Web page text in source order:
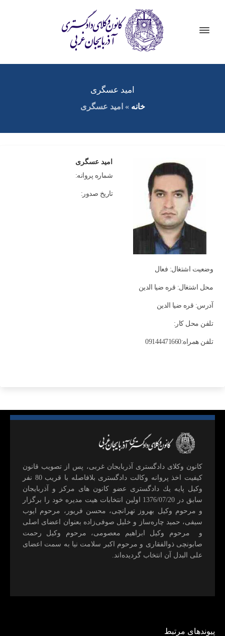
امید عسگری
خانه » امید عسگری
امید عسگری
شماره پروانه:
تاریخ صدور:
وضعیت اشتغال: فعال
محل اشتغال: قره ضیا الدین
آدرس: قره ضیا الدین
تلفن محل کار:
تلفن همراه:09144471660
كانون وكلای دادگستری آذربايجان غربی، پس از تصويب قانون
كيفيت اخذ پروانه وكالت دادگستری بلافاصله با قريب 80 نفر
وكيل پايه يك دادگستری عضو كانون های مركز و آذربايجان
سابق در 1376/07/20 اولين انتخابات هيت مديره خود را برگزار
و مرحوم وکیل بهروز تهرانچی، محسن فريور، مرحوم ايوب
سيفی، حميد چاره‌ساز و خليل صوفی‌زاده بعنوان اعضای اصلی
و مرحوم وکیل ابراهيم معصومی، مرحوم وکیل رحمت
صابونچی ذوالفقاری و مرحوم اكبر سلامت نيا به سمت اعضای
علی البدل آن انتخاب گرديده‌اند.
پیوندهای مرتبط